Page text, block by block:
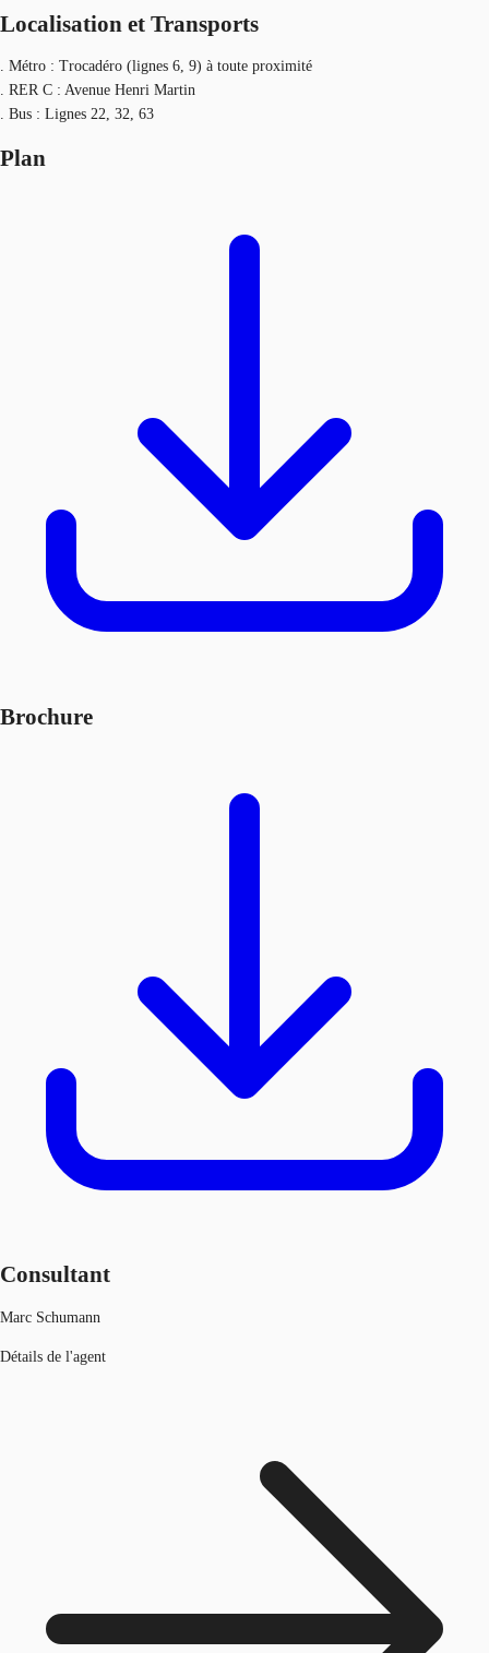
Localisation et Transports
. Métro : Trocadéro (lignes 6, 9) à toute proximité
. RER C : Avenue Henri Martin
. Bus : Lignes 22, 32, 63
Plan
Brochure
Consultant
Marc Schumann
Détails de l'agent